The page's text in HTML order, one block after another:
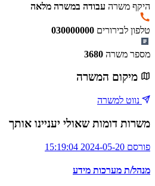
היקף משרה עבודה במשרה מלאה
טלפון לבירורים 030000000
מספר משרה 3680
מיקום המשרה
נווט למשרה
משרות דומות שאולי יעניינו אותך
פורסם 2024-05-20 15:19:04
מנהל/ת מערכות מידע